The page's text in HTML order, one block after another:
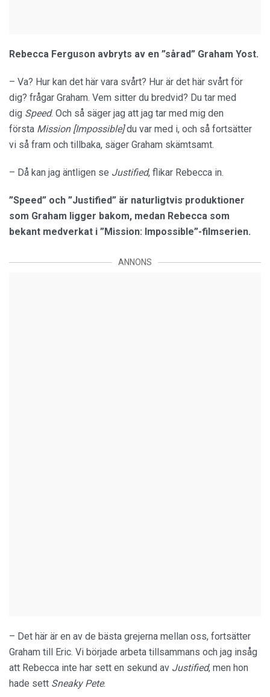
Rebecca Ferguson avbryts av en ”sårad” Graham Yost.
– Va? Hur kan det här vara svårt? Hur är det här svårt för
dig? frågar Graham. Vem sitter du bredvid? Du tar med
dig Speed. Och så säger jag att jag tar med mig den
första Mission [Impossible]du var med i, och så fortsätter
vi så fram och tillbaka, säger Graham skämtsamt.
– Då kan jag äntligen se Justified, flikar Rebecca in.
”Speed” och ”Justified” är naturligtvis produktioner
som Graham ligger bakom, medan Rebecca som
bekant medverkat i ”Mission: Impossible”-filmserien.
ANNONS
– Det här är en av de bästa grejerna mellan oss, fortsätter
Graham till Eric. Vi började arbeta tillsammans och jag insåg
att Rebecca inte har sett en sekund av Justified, men hon
hade sett Sneaky Pete.